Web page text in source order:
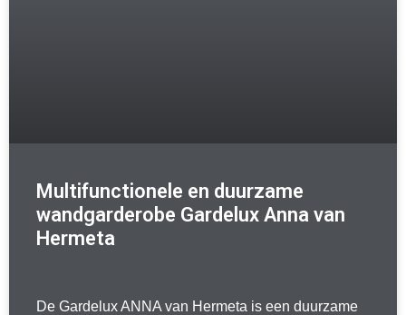
Multifunctionele en duurzame
wandgarderobe Gardelux Anna van
Hermeta
De Gardelux ANNA van Hermeta is een duurzame